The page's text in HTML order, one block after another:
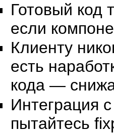
Готовый код
если
Клиенту
есть
кода —
Интеграция
пытайтесь